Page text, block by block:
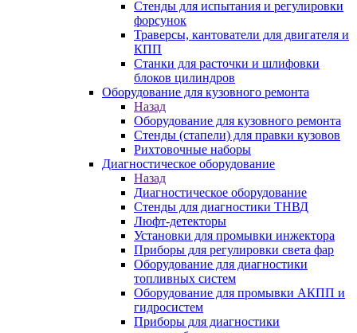
Стенды для испытания и регулировки
форсунок
Траверсы, кантователи для двигателя и
КПП
Станки для расточки и шлифовки
блоков цилиндров
Оборудование для кузовного ремонта
Назад
Оборудование для кузовного ремонта
Стенды (стапели) для правки кузовов
Рихтовочные наборы
Диагностическое оборудование
Назад
Диагностическое оборудование
Стенды для диагностики ТНВД
Люфт-детекторы
Установки для промывки инжектора
Приборы для регулировки света фар
Оборудование для диагностики
топливных систем
Оборудование для промывки АКПП и
гидросистем
Приборы для диагностики